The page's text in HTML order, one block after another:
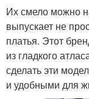
Их смело можно
выпускает не
платья. Этот
из гладкого
сделать эти
и удобными для